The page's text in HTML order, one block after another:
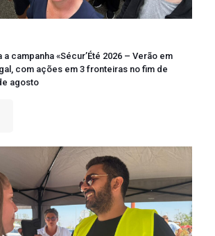
a campanha «Sécur’Été 2026 – Verão em
com ações em 3 fronteiras no fim de
agosto